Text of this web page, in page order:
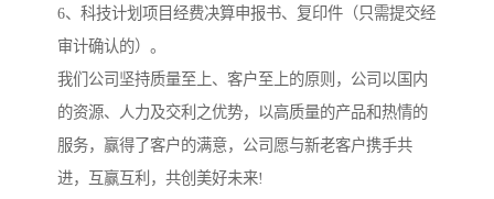
6、科技计划项目经费决算申报书、复印件（只需提交经
审计确认的）。
我们公司坚持质量至上、客户至上的原则，公司以国内
的资源、人力及交利之优势，以高质量的产品和热情的
服务，赢得了客户的满意，公司愿与新老客户携手共
进，互赢互利，共创美好未来!